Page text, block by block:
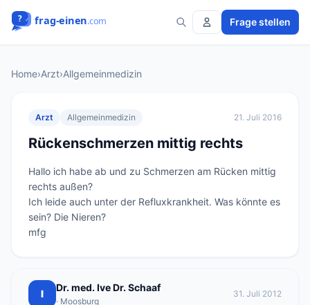
Frage stellen
Home›Arzt›Allgemeinmedizin
Arzt Allgemeinmedizin 21. Juli 2016
Rückenschmerzen mittig rechts
Hallo ich habe ab und zu Schmerzen am Rücken mittig
rechts außen?
Ich leide auch unter der Refluxkrankheit. Was könnte es
sein? Die Nieren?
mfg
I
Dr. med. Ive Dr. Schaaf
· Moosburg
31. Juli 2012